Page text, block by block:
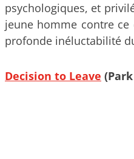
psychologiques, et
jeune homme contre ce
profonde inéluctabilité
Decision to Leave